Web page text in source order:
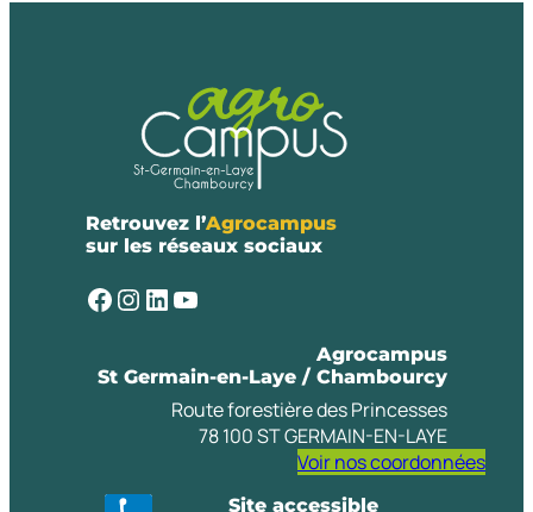
Retrouvez l’Agrocampus
sur les réseaux sociaux
Facebook Instagram LinkedIn YouTube
Agrocampus
St Germain-en-Laye / Chambourcy
Route forestière des Princesses
78 100 ST GERMAIN-EN-LAYE
Voir nos coordonnées
Site accessible